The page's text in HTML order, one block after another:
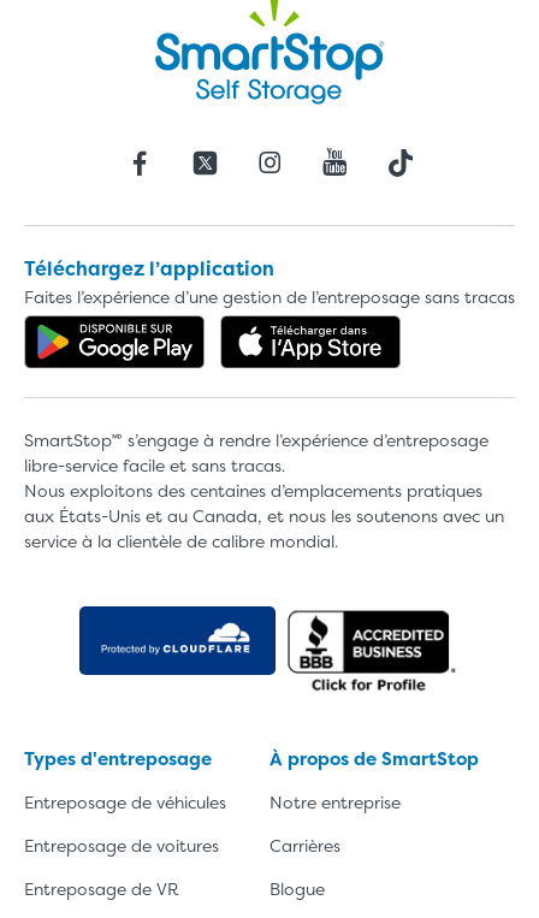
Téléchargez l’application
Faites l’expérience d’une gestion de l’entreposage sans tracas
Obtenez l'application dans Google
SmartStop🅫 s’engage à rendre l’expérience d’entreposage
libre-service facile et sans tracas.
Nous exploitons des centaines d’emplacements pratiques
aux États-Unis et au Canada, et nous les soutenons avec un
service à la clientèle de calibre mondial.
Types d'entreposage
Entreposage de véhicules
Entreposage de voitures
Entreposage de VR
À propos de SmartStop
Notre entreprise
Carrières
Blogue